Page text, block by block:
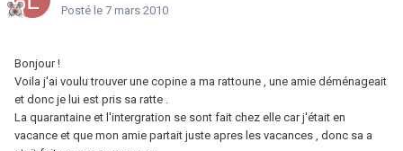
Posté le 7 mars 2010
Bonjour !
Voila j'ai voulu trouver une copine a ma rattoune , une amie déménageait
et donc je lui est pris sa ratte .
La quarantaine et l'intergration se sont fait chez elle car j'était en
vacance et que mon amie partait juste apres les vacances , donc sa a